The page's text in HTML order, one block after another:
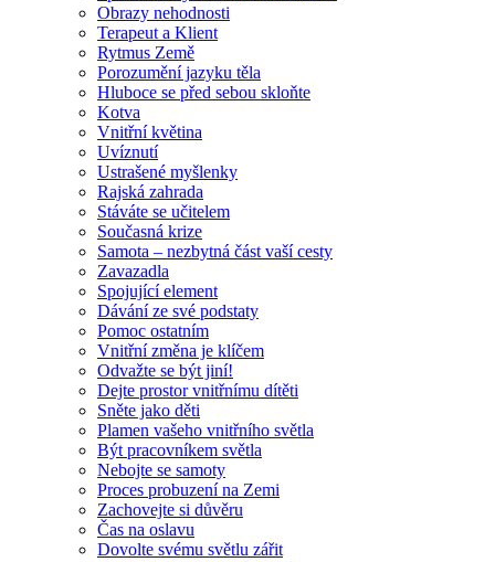
Obrazy nehodnosti
Terapeut a Klient
Rytmus Země
Porozumění jazyku těla
Hluboce se před sebou skloňte
Kotva
Vnitřní květina
Uvíznutí
Ustrašené myšlenky
Rajská zahrada
Stáváte se učitelem
Současná krize
Samota – nezbytná část vaší cesty
Zavazadla
Spojující element
Dávání ze své podstaty
Pomoc ostatním
Vnitřní změna je klíčem
Odvažte se být jiní!
Dejte prostor vnitřnímu dítěti
Sněte jako děti
Plamen vašeho vnitřního světla
Být pracovníkem světla
Nebojte se samoty
Proces probuzení na Zemi
Zachovejte si důvěru
Čas na oslavu
Dovolte svému světlu zářit